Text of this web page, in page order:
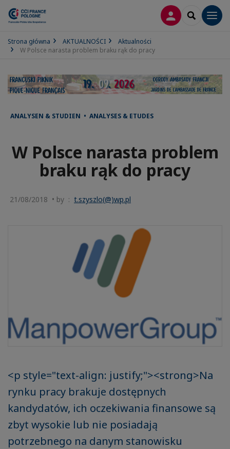
LOGOWANIE
SEARCH
Strona główna AKTUALNOŚCI
Aktualności
W Polsce narasta problem braku rąk do pracy
ANALYSEN & STUDIEN • ANALYSES & ETUDES
W Polsce narasta problem
braku rąk do pracy
21/08/2018 • by : t.szyszlo(@)wp.pl
<p style="text-align: justify;"><strong>Na
rynku pracy brakuje dostępnych
kandydatów, ich oczekiwania finansowe są
zbyt wysokie lub nie posiadają
potrzebnego na danym stanowisku